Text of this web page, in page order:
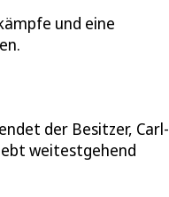
und eine
der Besitzer, Carl-
weitestgehend